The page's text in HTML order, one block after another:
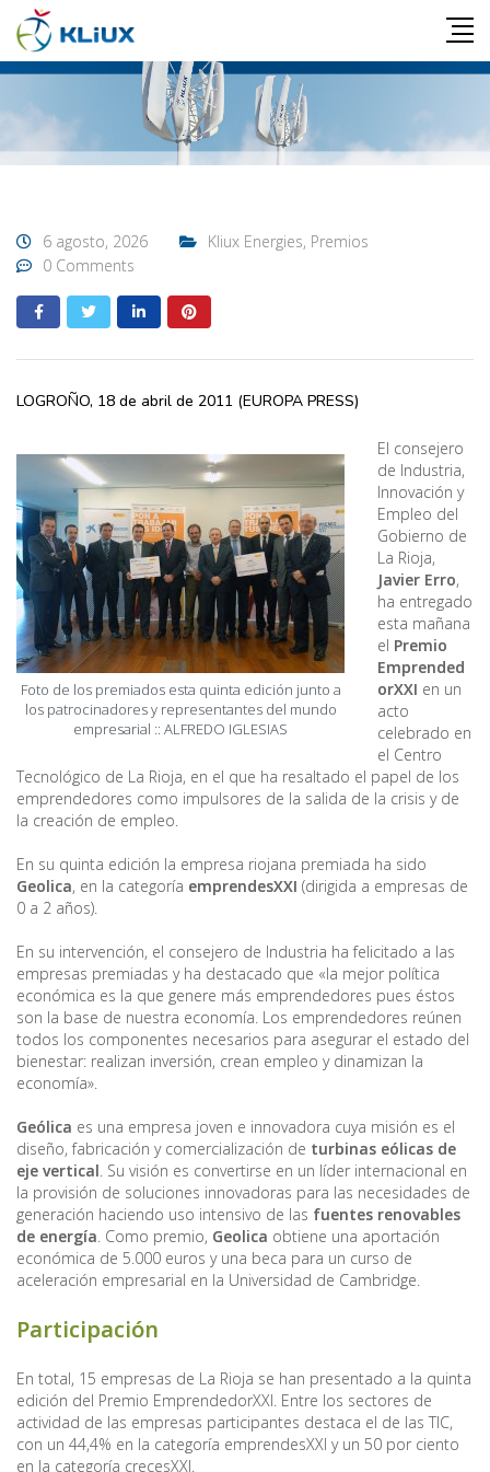
6 agosto, 2026 Kliux Energies, Premios
0 Comments
LOGROÑO, 18 de abril de 2011 (EUROPA PRESS)
Foto de los premiados esta quinta edición junto a
los patrocinadores y representantes del mundo
empresarial :: ALFREDO IGLESIAS
El consejero
de Industria,
Innovación y
Empleo del
Gobierno de
La Rioja,
Javier Erro,
ha entregado
esta mañana
el Premio
Emprended
orXXI en un
acto
celebrado en
el Centro
Tecnológico de La Rioja, en el que ha resaltado el papel de los
emprendedores como impulsores de la salida de la crisis y de
la creación de empleo.
En su quinta edición la empresa riojana premiada ha sido
Geolica, en la categoría emprendesXXI (dirigida a empresas de
0 a 2 años).
En su intervención, el consejero de Industria ha felicitado a las
empresas premiadas y ha destacado que «la mejor política
económica es la que genere más emprendedores pues éstos
son la base de nuestra economía. Los emprendedores reúnen
todos los componentes necesarios para asegurar el estado del
bienestar: realizan inversión, crean empleo y dinamizan la
economía».
Geólica es una empresa joven e innovadora cuya misión es el
diseño, fabricación y comercialización de turbinas eólicas de
eje vertical. Su visión es convertirse en un líder internacional en
la provisión de soluciones innovadoras para las necesidades de
generación haciendo uso intensivo de las fuentes renovables
de energía. Como premio, Geolica obtiene una aportación
económica de 5.000 euros y una beca para un curso de
aceleración empresarial en la Universidad de Cambridge.
Participación
En total, 15 empresas de La Rioja se han presentado a la quinta
edición del Premio EmprendedorXXI. Entre los sectores de
actividad de las empresas participantes destaca el de las TIC,
con un 44,4% en la categoría emprendesXXI y un 50 por ciento
en la categoría crecesXXI.